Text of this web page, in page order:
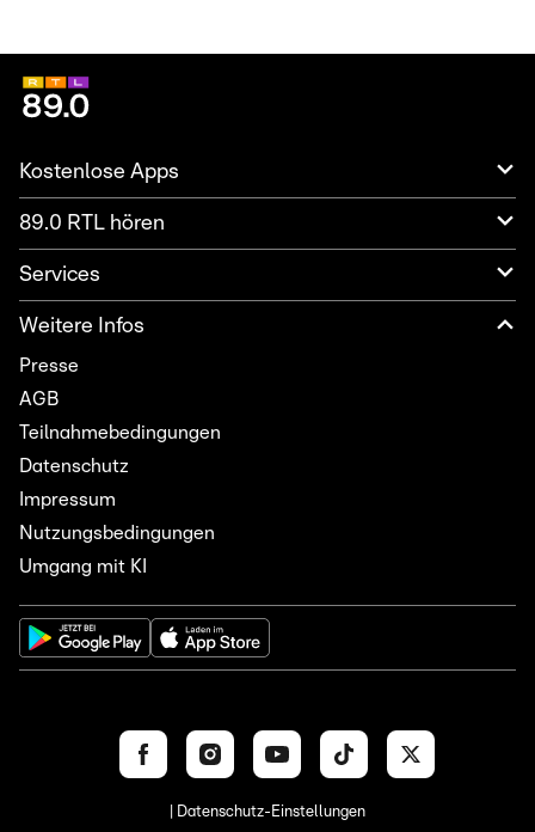
Kostenlose Apps
89.0 RTL hören
Services
Weitere Infos
Presse
AGB
Teilnahmebedingungen
Datenschutz
Impressum
Nutzungsbedingungen
Umgang mit KI
| Datenschutz-Einstellungen